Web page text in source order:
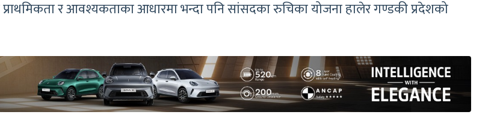
र आवश्यकताका आधारमा भन्दा पनि सांसदका रुचिका योजना हालेर गण्डकी प्रदेशको